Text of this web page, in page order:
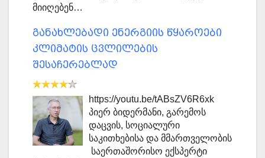
მიიღებენ…
განახლებადი ენერგიის წყაროები
კლიმატის ცვლილების
შესაჩერებლად
https://youtu.be/tABsZV6R6xk
პიერ ბიდერმანი, გარემოს
დაცვის, სოციალური
საკითხებისა და მმართველობის
საერთაშორისო ექსპერტი